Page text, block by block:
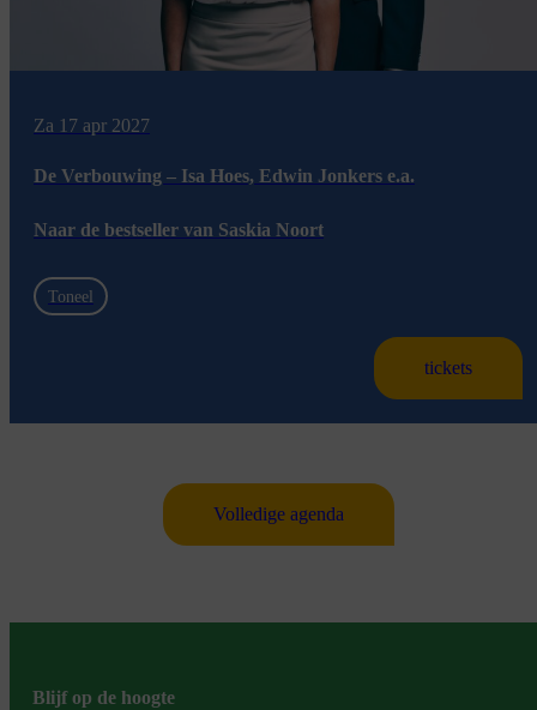
Za 17 apr 2027
De Verbouwing – Isa Hoes, Edwin Jonkers e.a.
Naar de bestseller van Saskia Noort
Toneel
tickets
Volledige agenda
Blijf op de hoogte